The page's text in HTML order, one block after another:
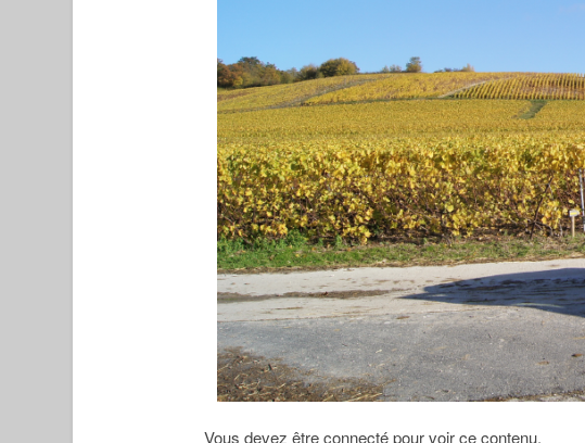
Vous devez être connecté pour voir ce contenu.